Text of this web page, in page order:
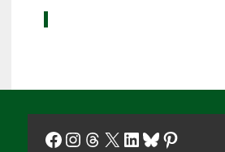
Facebook
Instagram
Threads
X LinkedIn
Bluesky
Pinterest